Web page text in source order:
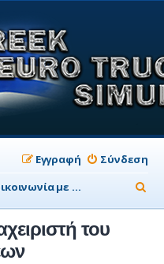
Σύνδεση
Εγγραφή
Επικοινωνία με τον Διαχειριστή του συστήματος συζητήσεων
ν
του